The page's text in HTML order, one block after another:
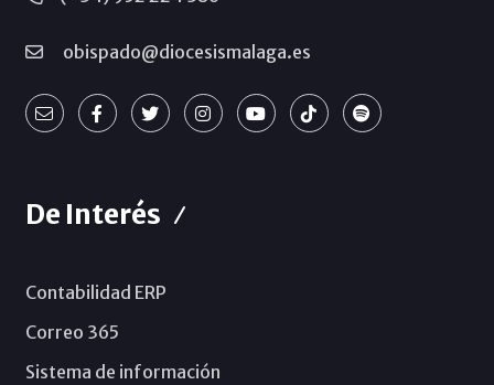
obispado@diocesismalaga.es
De Interés
Contabilidad ERP
Correo 365
Sistema de información